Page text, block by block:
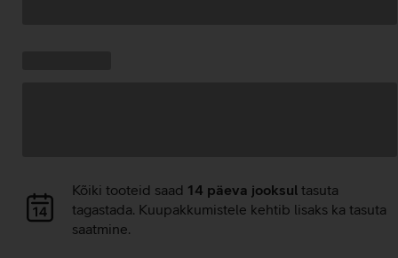
Andmete
laadimine
Kõiki tooteid saad 14 päeva jooksul tasuta
tagastada. Kuupakkumistele kehtib lisaks ka tasuta
saatmine.